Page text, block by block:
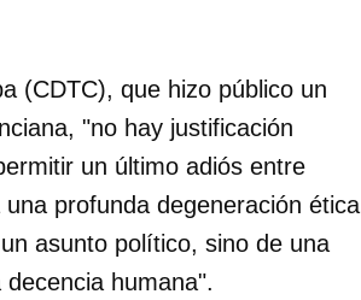
(CDTC), que hizo público un
"no hay justificación
un último adiós entre
profunda degeneración ética
asunto político, sino de una
humana".